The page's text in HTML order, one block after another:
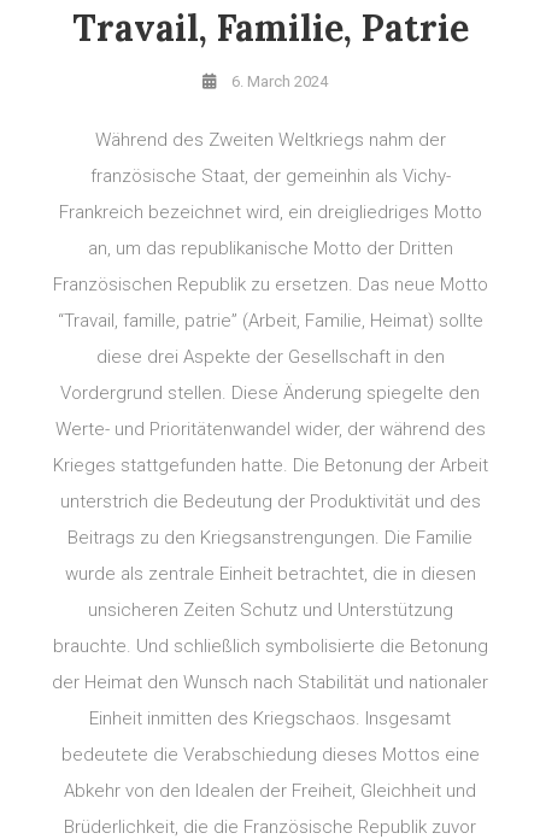
Travail, Familie, Patrie
6. March 2024
Während des Zweiten Weltkriegs nahm der
französische Staat, der gemeinhin als Vichy-
Frankreich bezeichnet wird, ein dreigliedriges Motto
an, um das republikanische Motto der Dritten
Französischen Republik zu ersetzen. Das neue Motto
“Travail, famille, patrie” (Arbeit, Familie, Heimat) sollte
diese drei Aspekte der Gesellschaft in den
Vordergrund stellen. Diese Änderung spiegelte den
Werte- und Prioritätenwandel wider, der während des
Krieges stattgefunden hatte. Die Betonung der Arbeit
unterstrich die Bedeutung der Produktivität und des
Beitrags zu den Kriegsanstrengungen. Die Familie
wurde als zentrale Einheit betrachtet, die in diesen
unsicheren Zeiten Schutz und Unterstützung
brauchte. Und schließlich symbolisierte die Betonung
der Heimat den Wunsch nach Stabilität und nationaler
Einheit inmitten des Kriegschaos. Insgesamt
bedeutete die Verabschiedung dieses Mottos eine
Abkehr von den Idealen der Freiheit, Gleichheit und
Brüderlichkeit, die die Französische Republik zuvor